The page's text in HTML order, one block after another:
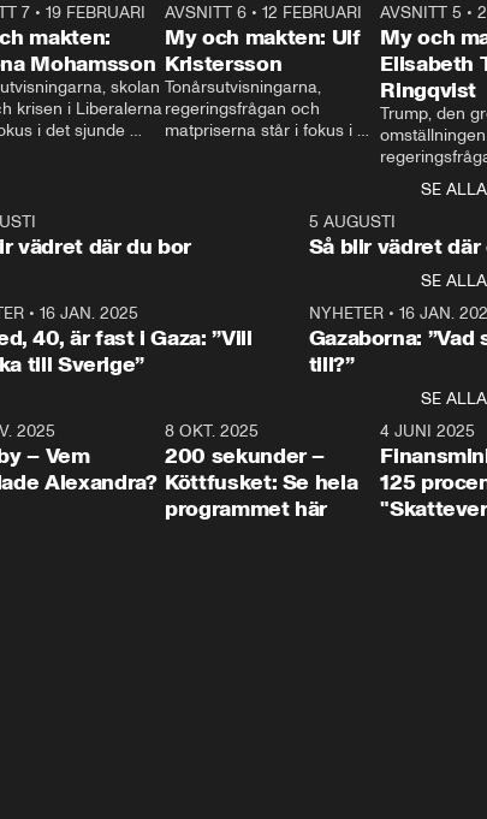
24:30
7• 19 FEBRUARI
makten:
Mohamsson
skolan
krisen i Liberalerna
i det sjunde
My
ställer
och
till svars.
27:30
AVSNITT 6 •12 FEBRUARI
My och makten: Ulf
Kristersson
Tonårsutvisningarna,
regeringsfrågan och
matpriserna står i fokus i
Rohwedder ställer
statsminister Ulf Kristersson
AVSNITT 5 •
My och
Elisabeth
Ringqvist
Trump, den
centrum i
avsnittet av
Makten”. Se
Aftonbladets
Rohwedder
Thand Ring
SE ALLA
vädret där du bor
5 AUGUSTI
Så blir vädret där
SE ALLA
• 16 JAN. 2025
40, är fast i Gaza: ”Vill
till Sverige”
NYHETER• 16 JAN.
Gazaborna:
till?”
SE ALLA
31:05
2025
– Vem
Alexandra?
4:29
8 OKT. 2025
200 sekunder –
Köttfusket: Se hela
programmet här
4 JUNI 2025
125